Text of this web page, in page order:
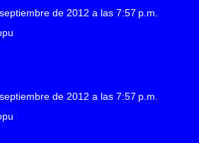
de 2012 a las 7:57 p.m.
de 2012 a las 7:57 p.m.